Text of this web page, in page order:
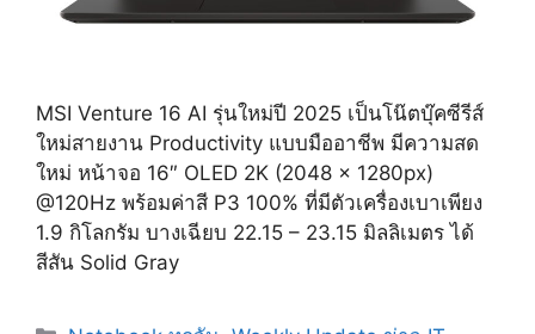
MSI Venture 16 AI รุ่นใหม่ปี 2025 เป็นโน๊ตบุ๊คซีรีส์
ใหม่สายงาน Productivity แบบมืออาชีพ มีความสด
ใหม่ หน้าจอ 16″ OLED 2K (2048 x 1280px)
@120Hz พร้อมค่าสี P3 100% ที่มีตัวเครื่องเบาเพียง
1.9 กิโลกรัม บางเฉียบ 22.15 – 23.15 มิลลิเมตร ได้
สีสัน Solid Gray